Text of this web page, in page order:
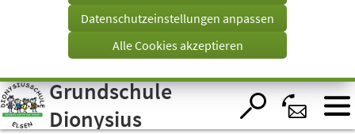
Visuelle
Assistenzsoftware
öffnen.
Tab)
Datenschutzeinstellungen anpassen
Alle Cookies akzeptieren
Grundschule
Dionysius